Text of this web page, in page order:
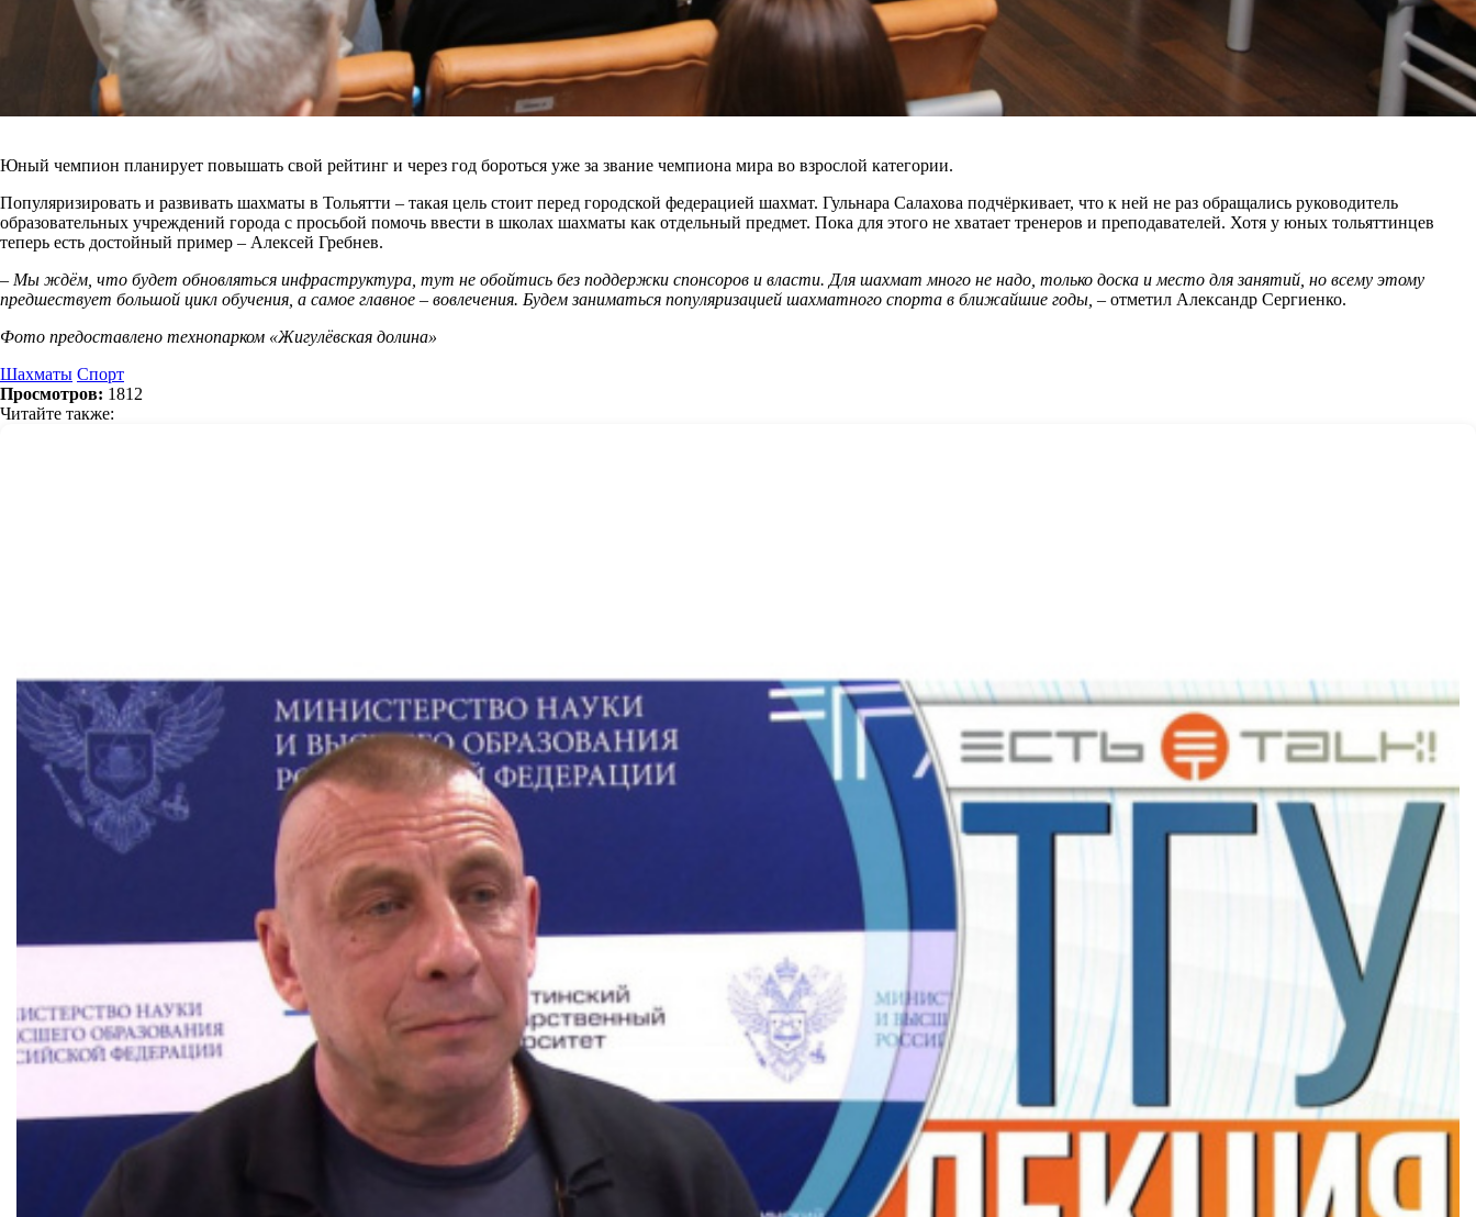
Юный чемпион планирует повышать свой рейтинг и через год бороться уже за звание чемпиона мира во взрослой категории.
Популяризировать и развивать шахматы в Тольятти – такая цель стоит перед городской федерацией шахмат. Гульнара Салахова подчёркивает, что к ней не раз обращались руководитель
образовательных учреждений города с просьбой помочь ввести в школах шахматы как отдельный предмет. Пока для этого не хватает тренеров и преподавателей. Хотя у юных тольяттинцев
теперь есть достойный пример – Алексей Гребнев.
– Мы ждём, что будет обновляться инфраструктура, тут не обойтись без поддержки спонсоров и власти. Для шахмат много не надо, только доска и место для занятий, но всему этому
предшествует большой цикл обучения, а самое главное – вовлечения. Будем заниматься популяризацией шахматного спорта в ближайшие годы, – отметил Александр Сергиенко.
Фото предоставлено технопарком «Жигулёвская долина»
Шахматы Спорт
Просмотров: 1812
Читайте также: